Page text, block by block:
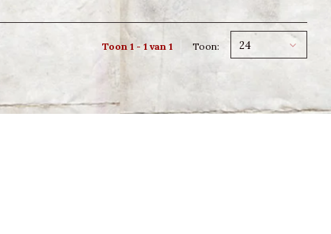
Toon 1 - 1 van 1 Toon: 24